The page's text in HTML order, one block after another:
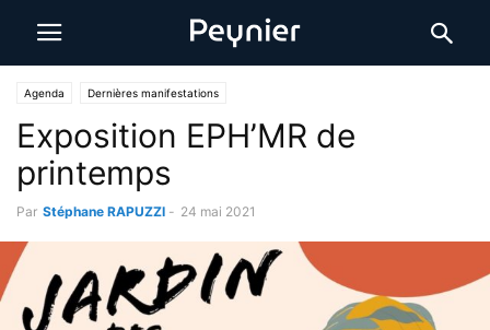
Agenda Dernières manifestations
Exposition EPH’MR de
printemps
Par Stéphane RAPUZZI - 24 mai 2021